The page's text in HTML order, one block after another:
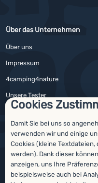
Cookies
Damit Sie bei uns so
verwenden wir und einige
Cookies (kleine
werden). Dank dieser
anzeigen, uns Ihre
beispielsweise auch bei
Über das Unternehmen
Über uns
Impressum
4camping4nature
Unsere Tester
Auszeichnungen